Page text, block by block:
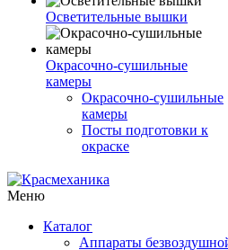
Осветительные вышки
Окрасочно-сушильные
камеры
Окрасочно-сушильные
камеры
Посты подготовки к
окраске
Меню
Каталог
Аппараты